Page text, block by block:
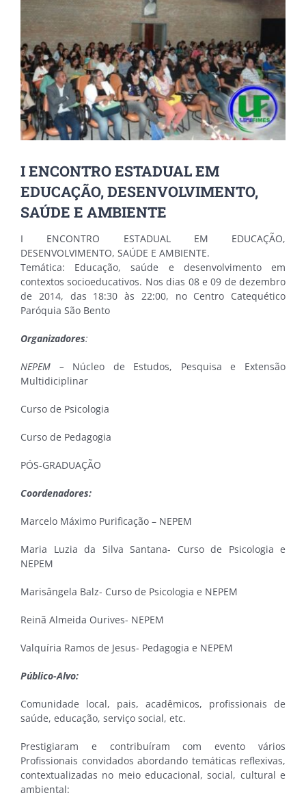
I ENCONTRO ESTADUAL EM
EDUCAÇÃO, DESENVOLVIMENTO,
SAÚDE E AMBIENTE
I ENCONTRO ESTADUAL EM EDUCAÇÃO,
DESENVOLVIMENTO, SAÚDE E AMBIENTE.
Temática: Educação, saúde e desenvolvimento em
contextos socioeducativos. Nos dias 08 e 09 de dezembro
de 2014, das 18:30 às 22:00, no Centro Catequético
Paróquia São Bento
Organizadores:
NEPEM – Núcleo de Estudos, Pesquisa e Extensão
Multidiciplinar
Curso de Psicologia
Curso de Pedagogia
PÓS-GRADUAÇÃO
Coordenadores:
Marcelo Máximo Purificação – NEPEM
Maria Luzia da Silva Santana- Curso de Psicologia e
NEPEM
Marisângela Balz- Curso de Psicologia e NEPEM
Reinã Almeida Ourives- NEPEM
Valquíria Ramos de Jesus- Pedagogia e NEPEM
Público-Alvo:
Comunidade local, pais, acadêmicos, profissionais de
saúde, educação, serviço social, etc.
Prestigiaram e contribuíram com evento vários
Profissionais convidados abordando temáticas reflexivas,
contextualizadas no meio educacional, social, cultural e
ambiental: